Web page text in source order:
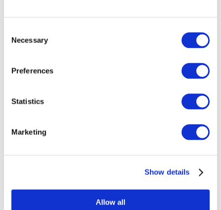
Selection
Necessary
Preferences
Statistics
Marketing
Show details
Allow all
Ohne Subgenre